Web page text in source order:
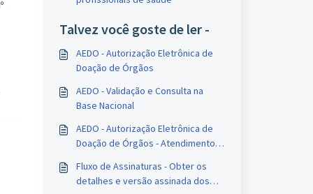
Talvez você goste de ler -
AEDO - Autorização Eletrônica de
Doação de Órgãos
AEDO - Validação e Consulta na
Base Nacional
AEDO - Autorização Eletrônica de
Doação de Órgãos - Atendimento
Fluxo de Assinaturas - Obter os
detalhes e versão assinada dos